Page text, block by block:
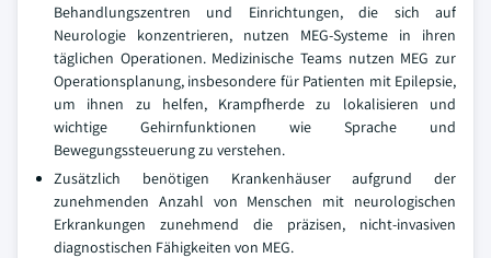
Behandlungszentren und Einrichtungen, die sich auf
Neurologie konzentrieren, nutzen MEG-Systeme in ihren
täglichen Operationen. Medizinische Teams nutzen MEG zur
Operationsplanung, insbesondere für Patienten mit Epilepsie,
um ihnen zu helfen, Krampfherde zu lokalisieren und
wichtige Gehirnfunktionen wie Sprache und
Bewegungssteuerung zu verstehen.
Zusätzlich benötigen Krankenhäuser aufgrund der
zunehmenden Anzahl von Menschen mit neurologischen
Erkrankungen zunehmend die präzisen, nicht-invasiven
diagnostischen Fähigkeiten von MEG.